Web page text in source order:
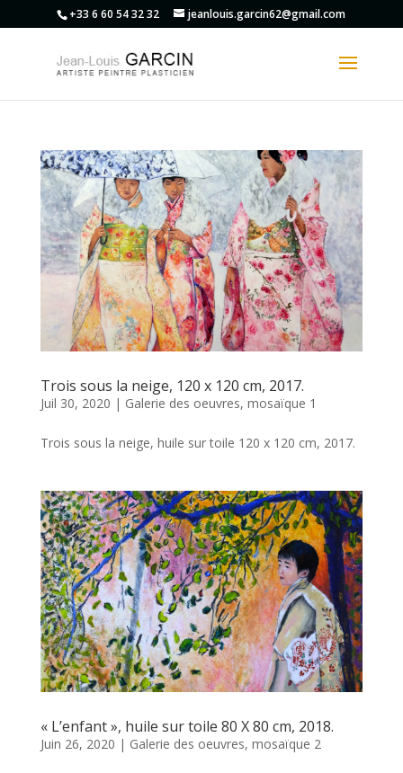
+33 6 60 54 32 32 jeanlouis.garcin62@gmail.com
Trois sous la neige, 120 x 120 cm, 2017.
Juil 30, 2020 | Galerie des oeuvres, mosaïque 1
Trois sous la neige, huile sur toile 120 x 120 cm, 2017.
« L’enfant », huile sur toile 80 X 80 cm, 2018.
Juin 26, 2020 | Galerie des oeuvres, mosaïque 2